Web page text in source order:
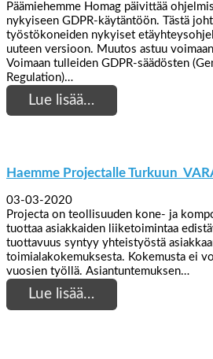
Päämiehemme Homag päivittää
nykyiseen GDPR-käytäntöön. Tästä
työstökoneiden nykyiset
uuteen versioon. Muutos astuu
Voimaan tulleiden GDPR-säädösten
Regulation)…
Lue lisää…
Haemme Projectalle Turkuun
03-03-2020
Projecta on teollisuuden kone- ja
tuottaa asiakkaiden liiketoimintaa
tuottavuus syntyy yhteistyöstä
toimialakokemuksesta. Kokemusta ei
vuosien työllä. Asiantuntemuksen…
Lue lisää…